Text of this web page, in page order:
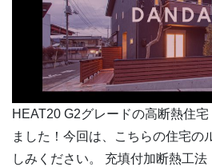
HEAT20 G2グレードの高断熱住
ました！今回は、こちらの住宅の
しみください。 充填付加断熱工